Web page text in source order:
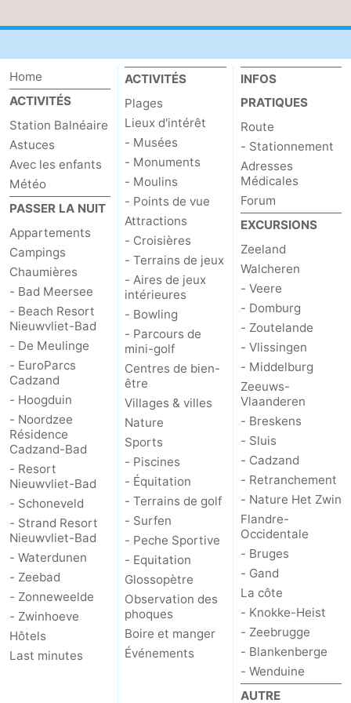
manger
Pratiques
Forum
Route
-
Stationnement
Adresses
Médicales
Région
Zeeland
Walcheren
-
Veere
-
Domburg
-
Zoutelande
Vlissingen
-
Middelburg
Zeeuws-
Vlaanderen
-
Breskens
-
Sluis
Cadzand
Retranchement
-
Home
ACTIVITÉS
Station Balnéaire
Astuces
Avec les enfants
Météo
PASSER LA NUIT
Appartements
Campings
Chaumières
- Bad Meersee
- Beach Resort
Nieuwvliet-Bad
- De Meulinge
- EuroParcs
Cadzand
- Hoogduin
- Noordzee
Résidence
Cadzand-Bad
- Resort
Nieuwvliet-Bad
- Schoneveld
- Strand Resort
Nieuwvliet-Bad
- Waterdunen
- Zeebad
- Zonneweelde
- Zwinhoeve
Hôtels
Last minutes
ACTIVITÉS
Plages
Lieux d'intérêt
- Musées
- Monuments
- Moulins
- Points de vue
Attractions
- Croisières
- Terrains de jeux
- Aires de jeux
intérieures
- Bowling
- Parcours de
mini-golf
Centres de bien-
être
Villages & villes
Nature
Sports
- Piscines
- Équitation
- Terrains de golf
- Surfen
- Peche Sportive
- Equitation
Glossopètre
Observation des
phoques
Boire et manger
Événements
INFOS
PRATIQUES
Route
- Stationnement
Adresses
Médicales
Forum
EXCURSIONS
Zeeland
Walcheren
- Veere
- Domburg
- Zoutelande
- Vlissingen
- Middelburg
Zeeuws-
Vlaanderen
- Breskens
- Sluis
- Cadzand
- Retranchement
- Nature Het Zwin
Flandre-
Occidentale
- Bruges
- Gand
La côte
- Knokke-Heist
- Zeebrugge
- Blankenberge
- Wenduine
AUTRE